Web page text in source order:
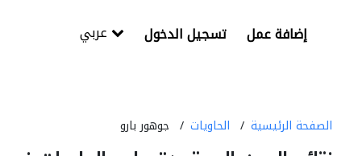
تسجيل الدخول إضافة عمل
الصفحة الرئيسية الحاويات جوهور بارو